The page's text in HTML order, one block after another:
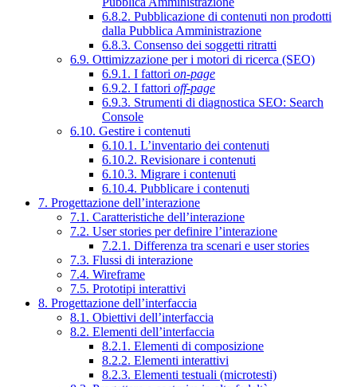
6.8.2. Pubblicazione di contenuti non prodotti
dalla Pubblica Amministrazione
6.8.3. Consenso dei soggetti ritratti
6.9. Ottimizzazione per i motori di ricerca (SEO)
6.9.1. I fattori on-page
6.9.2. I fattori off-page
6.9.3. Strumenti di diagnostica SEO: Search
Console
6.10. Gestire i contenuti
6.10.1. L’inventario dei contenuti
6.10.2. Revisionare i contenuti
6.10.3. Migrare i contenuti
6.10.4. Pubblicare i contenuti
7. Progettazione dell’interazione
7.1. Caratteristiche dell’interazione
7.2. User stories per definire l’interazione
7.2.1. Differenza tra scenari e user stories
7.3. Flussi di interazione
7.4. Wireframe
7.5. Prototipi interattivi
8. Progettazione dell’interfaccia
8.1. Obiettivi dell’interfaccia
8.2. Elementi dell’interfaccia
8.2.1. Elementi di composizione
8.2.2. Elementi interattivi
8.2.3. Elementi testuali (microtesti)